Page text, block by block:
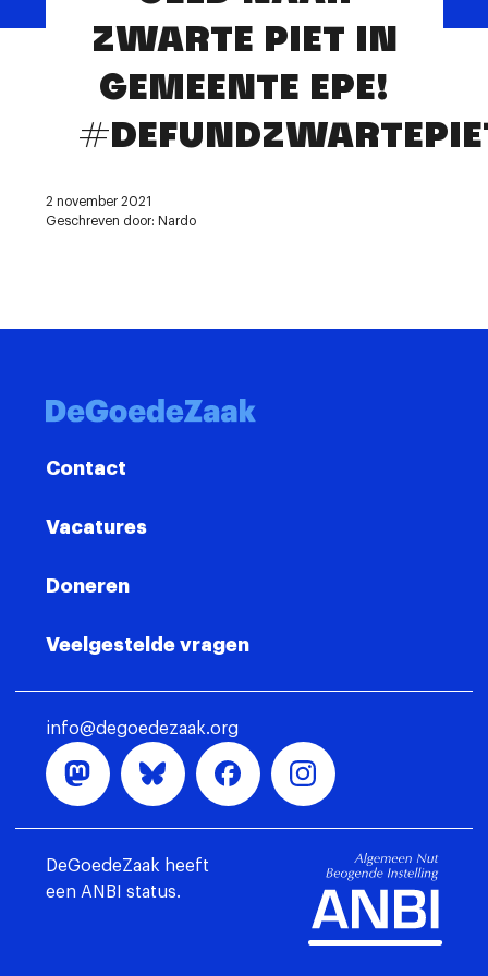
ZWARTE PIET IN
GEMEENTE EPE!
2 november 2021
Geschreven door: Nardo
Contact
Vacatures
Doneren
Veelgestelde vragen
info@degoedezaak.org
DeGoedeZaak heeft
een ANBI status.